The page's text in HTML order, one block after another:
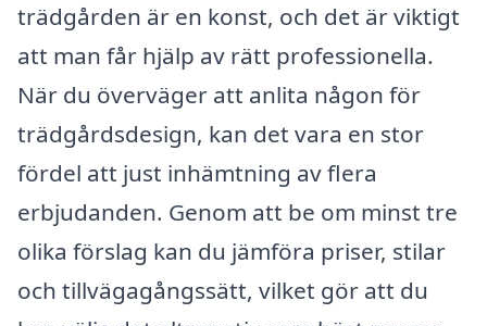
trädgården är en konst, och det är viktigt
att man får hjälp av rätt professionella.
När du överväger att anlita någon för
trädgårdsdesign, kan det vara en stor
fördel att just inhämtning av flera
erbjudanden. Genom att be om minst tre
olika förslag kan du jämföra priser, stilar
och tillvägagångssätt, vilket gör att du